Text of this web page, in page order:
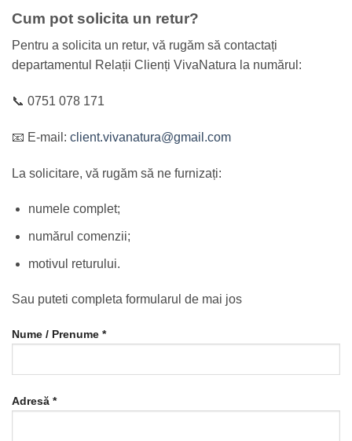
Cum pot solicita un retur?
Pentru a solicita un retur, vă rugăm să contactați
departamentul Relații Clienți VivaNatura la numărul:
📞 0751 078 171
📧 E-mail: client.vivanatura@gmail.com
La solicitare, vă rugăm să ne furnizați:
numele complet;
numărul comenzii;
motivul returului.
Sau puteti completa formularul de mai jos
Nume / Prenume *
Adresă *